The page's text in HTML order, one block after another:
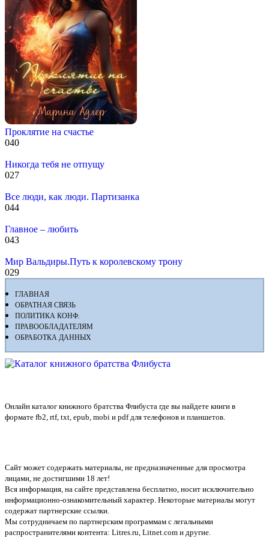
Проклятие на счастье
040
Никогда тебя не отпущу
027
Все люди, как люди. Партизанка
044
Главное – любить
043
Мир Вальдиры.Путь к королевскому трону
029
ГЛАВНАЯ
ОБРАТНАЯ СВЯЗЬ
ПОЛИТИКА КОНФ.
ПРАВООБЛАДАТЕЛЯМ
ОБРАБОТКА ДАННЫХ
Онлайн каталог книжного братства Флибуста где вы найдете книги в
формате fb2, rtf, txt, epub, mobi и pdf для телефонов и планшетов.
Сайт может содержать материалы, не предназначенные для просмотра
лицами, не достигшими 18 лет!
Вся информация, на сайте представлена бесплатно, носит исключительно
информационно-ознакомительный характер. Некоторые материалы могут
содержат партнерские ссылки.
Мы сотрудничаем по партнерским программам с легальными
распространителями контента: Litres.ru, Litnet.com и другие.